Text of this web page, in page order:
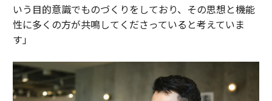
いう目的意識でものづくりをしており、その思想と機能
性に多くの方が共鳴してくださっていると考えていま
す」